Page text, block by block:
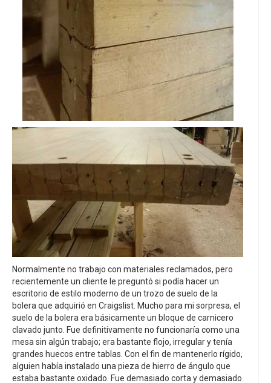
Normalmente no trabajo con materiales reclamados, pero
recientemente un cliente le preguntó si podía hacer un
escritorio de estilo moderno de un trozo de suelo de la
bolera que adquirió en Craigslist. Mucho para mi sorpresa, el
suelo de la bolera era básicamente un bloque de carnicero
clavado junto. Fue definitivamente no funcionaría como una
mesa sin algún trabajo; era bastante flojo, irregular y tenía
grandes huecos entre tablas. Con el fin de mantenerlo rígido,
alguien había instalado una pieza de hierro de ángulo que
estaba bastante oxidado. Fue demasiado corta y demasiado